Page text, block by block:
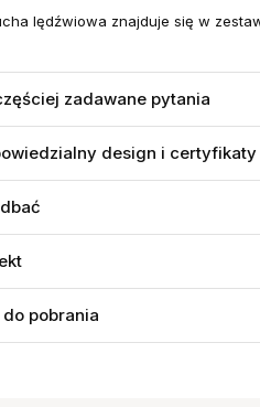
lędźwiowa znajduje się w
zadawane pytania
design i certyfikaty
do pobrania